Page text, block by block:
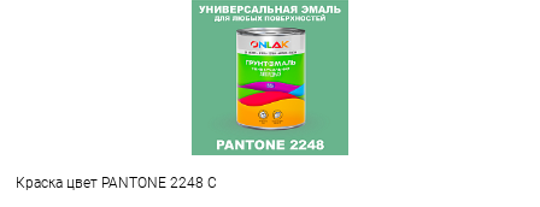
Краска цвет PANTONE 2248 C